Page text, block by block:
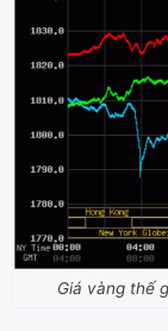
Giá vàng thế